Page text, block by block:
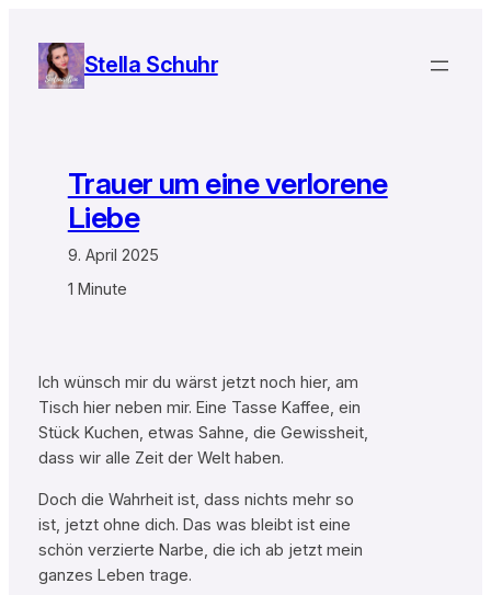
Inhalt
springen
Stella Schuhr
Trauer um eine verlorene
Liebe
9. April 2025
1 Minute
Ich wünsch mir du wärst jetzt noch hier, am
Tisch hier neben mir. Eine Tasse Kaffee, ein
Stück Kuchen, etwas Sahne, die Gewissheit,
dass wir alle Zeit der Welt haben.
Doch die Wahrheit ist, dass nichts mehr so
ist, jetzt ohne dich. Das was bleibt ist eine
schön verzierte Narbe, die ich ab jetzt mein
ganzes Leben trage.